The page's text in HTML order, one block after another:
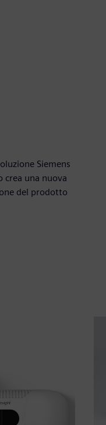
Siemens
crea una nuova
del prodotto